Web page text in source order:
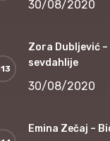
30/08/2020
Zora Dubljević
sevdahlije
30/08/2020
Emina Zečaj –